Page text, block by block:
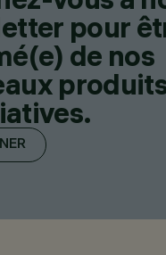
pour
de nos